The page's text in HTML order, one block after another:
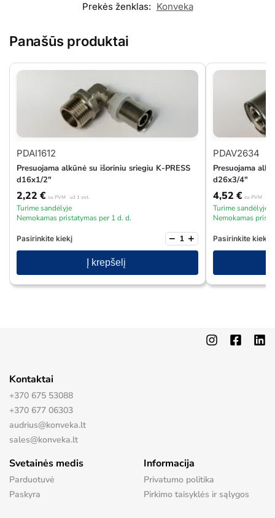
Prekės ženklas: Konveka
Panašūs produktai
PDAI1612
Presuojama alkūnė su išoriniu sriegiu K-PRESS
d16x1/2″
2,22 € su PVM už 1 vnt.
Turime sandėlyje
Nemokamas pristatymas per 1 d. d.
Pasirinkite kiekį − +
Į krepšelį
PDAV2634
Presuojama
d26x3/4″
4,52 € su PVM
Turime sandėlyje
Nemokamas
Pasirinkite kiekį
Kontaktai
+370 675 53088
+370 677 06303
audrius@konveka.lt
sales@konveka.lt
Svetainės medis
Parduotuvė
Paskyra
Informacija
Privatumo politika
Pirkimo taisyklės ir sąlygos